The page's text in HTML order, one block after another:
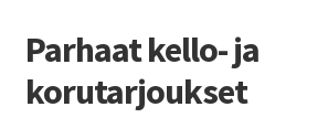
Siirry
navigointiin
Siirry
sisältöön
Parhaat kello- ja
korutarjoukset